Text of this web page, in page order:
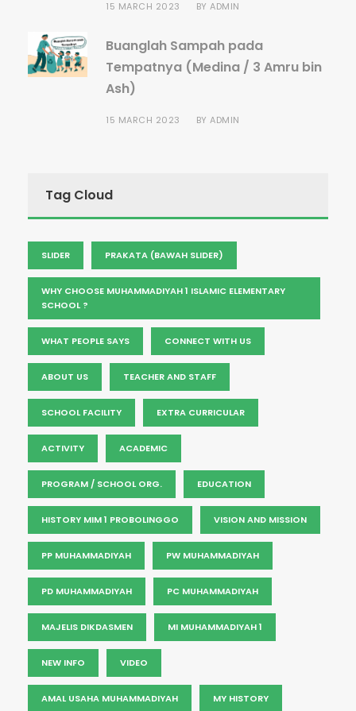
15 MARCH 2023 BY ADMIN
Buanglah Sampah pada
Tempatnya (Medina / 3 Amru bin
Ash)
15 MARCH 2023 BY ADMIN
Tag Cloud
SLIDER PRAKATA (BAWAH SLIDER)
WHY CHOOSE MUHAMMADIYAH 1 ISLAMIC ELEMENTARY
SCHOOL ?
WHAT PEOPLE SAYS CONNECT WITH US
ABOUT US TEACHER AND STAFF
SCHOOL FACILITY EXTRA CURRICULAR
ACTIVITY ACADEMIC
PROGRAM / SCHOOL ORG. EDUCATION
HISTORY MIM 1 PROBOLINGGO VISION AND MISSION
PP MUHAMMADIYAH PW MUHAMMADIYAH
PD MUHAMMADIYAH PC MUHAMMADIYAH
MAJELIS DIKDASMEN MI MUHAMMADIYAH 1
NEW INFO VIDEO
AMAL USAHA MUHAMMADIYAH MY HISTORY